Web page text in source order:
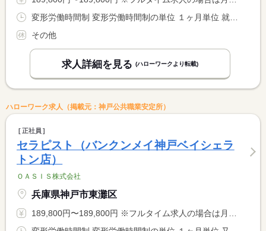
その他
求人詳細を見る (ハローワークより転載)
ハローワーク求人（掲載元：神戸公共職業安定所）
正社員
セラピスト（バンクンメイ神戸ベイシェラ
トン店）
ＯＡＳＩＳ株式会社
兵庫県神戸市東灘区
189,800円〜189,800円 ※フルタイム求人の場合は月額（換算額）、パート求人の場合は時間額を表示しています。